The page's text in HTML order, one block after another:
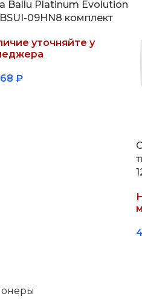
Ballu Platinum Evolution
09HN8 комплект
уточняйте у
₽